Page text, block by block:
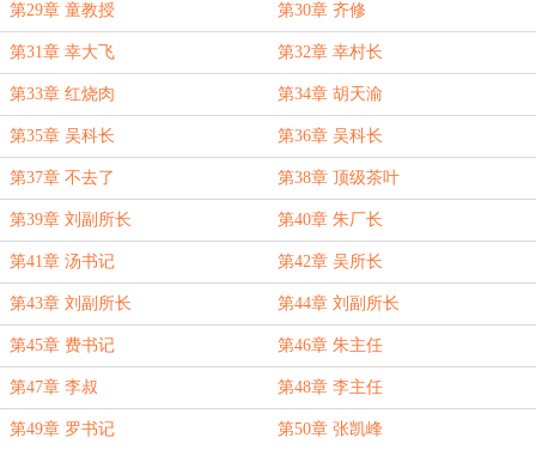
第29章 童教授 第30章 齐修
第31章 幸大飞 第32章 幸村长
第33章 红烧肉 第34章 胡天渝
第35章 吴科长 第36章 吴科长
第37章 不去了 第38章 顶级茶叶
第39章 刘副所长 第40章 朱厂长
第41章 汤书记 第42章 吴所长
第43章 刘副所长 第44章 刘副所长
第45章 费书记 第46章 朱主任
第47章 李叔 第48章 李主任
第49章 罗书记 第50章 张凯峰